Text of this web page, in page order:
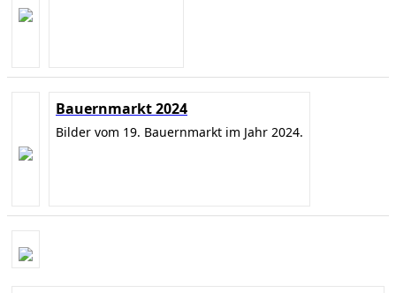
Bauernmarkt 2024
Bilder vom 19. Bauernmarkt im Jahr 2024.